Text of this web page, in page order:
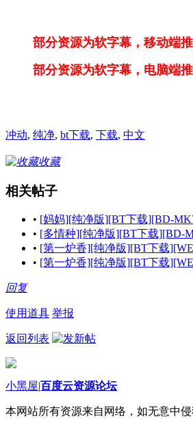
部分资源为软字幕，移动端
部分资源为软字幕，电脑端
冲动, 纯净, bt下载, 下载, 中文
收藏
相关帖子
• [妈妈][纯净版][BT下载][BD-
• [多情种][纯净版][BT下载][BD-
• [第一炉香][纯净版][BT下载
• [第一炉香][纯净版][BT下载
回复
使用道具 举报
返回列表
小黑屋|百度云资源论坛
本网站所有资源来自网络，如无意中